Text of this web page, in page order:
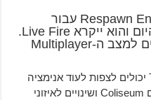
העדכון הבא של Respawn Entertainment עבור
Titanfall 2 ישוחרר בהמשך היום והוא ייקרא Live Fire.
העדכון יביא עמו מספר שינויים למצב ה-Multiplayer
ביחד עם העדכון, שחקני Titanfall 2 יכולים לצפות לעוד אנימציה
של הוצאה להורג, מפה חדשה בשם Coliseum ושינויים לאיזוני